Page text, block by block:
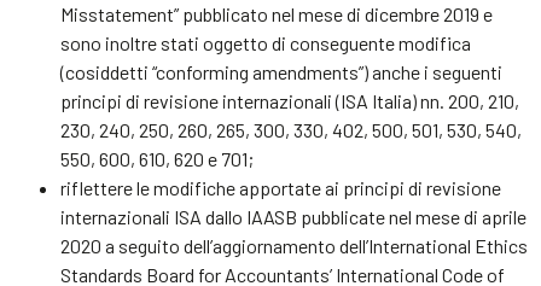
Misstatement” pubblicato nel mese di dicembre 2019 e
sono inoltre stati oggetto di conseguente modifica
(cosiddetti “conforming amendments”) anche i seguenti
principi di revisione internazionali (ISA Italia) nn. 200, 210,
230, 240, 250, 260, 265, 300, 330, 402, 500, 501, 530, 540,
550, 600, 610, 620 e 701;
riflettere le modifiche apportate ai principi di revisione
internazionali ISA dallo IAASB pubblicate nel mese di aprile
2020 a seguito dell’aggiornamento dell’International Ethics
Standards Board for Accountants’ International Code of